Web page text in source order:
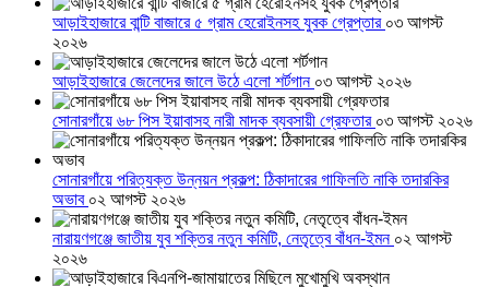
আড়াইহাজারে বান্টি বাজারে ৫ গ্রাম হেরোইনসহ যুবক গ্রেপ্তার ০৩ আগস্ট
২০২৬
আড়াইহাজারে জেলেদের জালে উঠে এলো শর্টগান ০৩ আগস্ট ২০২৬
সোনারগাঁয়ে ৬৮ পিস ইয়াবাসহ নারী মাদক ব্যবসায়ী গ্রেফতার ০৩ আগস্ট ২০২৬
সোনারগাঁয়ে পরিত্যক্ত উন্নয়ন প্রকল্প: ঠিকাদারের গাফিলতি নাকি তদারকির
অভাব ০২ আগস্ট ২০২৬
নারায়ণগঞ্জে জাতীয় যুব শক্তির নতুন কমিটি, নেতৃত্বে বাঁধন-ইমন ০২ আগস্ট
২০২৬